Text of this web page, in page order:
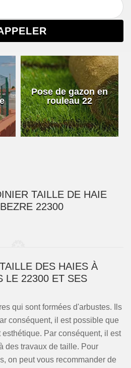
Pose de gazon en
rouleau 22
TAILLE DE HAIE
22300
DES HAIES À
LE 22300 ET SES
qui sont formées d'arbustes. Ils
conséquent, il est possible que
esthétique. Par conséquent, il est
des travaux de taille. Pour
on peut vous recommander de